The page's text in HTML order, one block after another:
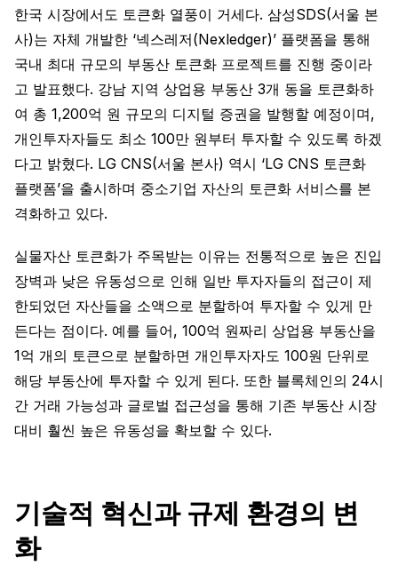
한국 시장에서도 토큰화 열풍이 거세다. 삼성SDS(서울 본
사)는 자체 개발한 ‘넥스레저(Nexledger)’ 플랫폼을 통해
국내 최대 규모의 부동산 토큰화 프로젝트를 진행 중이라
고 발표했다. 강남 지역 상업용 부동산 3개 동을 토큰화하
여 총 1,200억 원 규모의 디지털 증권을 발행할 예정이며,
개인투자자들도 최소 100만 원부터 투자할 수 있도록 하겠
다고 밝혔다. LG CNS(서울 본사) 역시 ‘LG CNS 토큰화
플랫폼’을 출시하며 중소기업 자산의 토큰화 서비스를 본
격화하고 있다.
실물자산 토큰화가 주목받는 이유는 전통적으로 높은 진입
장벽과 낮은 유동성으로 인해 일반 투자자들의 접근이 제
한되었던 자산들을 소액으로 분할하여 투자할 수 있게 만
든다는 점이다. 예를 들어, 100억 원짜리 상업용 부동산을
1억 개의 토큰으로 분할하면 개인투자자도 100원 단위로
해당 부동산에 투자할 수 있게 된다. 또한 블록체인의 24시
간 거래 가능성과 글로벌 접근성을 통해 기존 부동산 시장
대비 훨씬 높은 유동성을 확보할 수 있다.
기술적 혁신과 규제 환경의 변
화